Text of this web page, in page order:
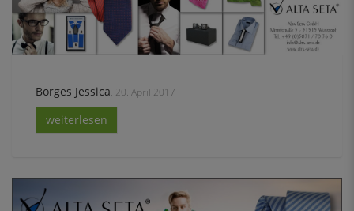
Borges Jessica, 20. April 2017
weiterlesen